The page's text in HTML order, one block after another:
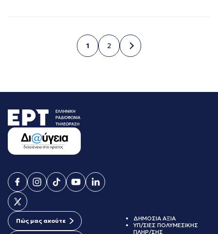
Σελίδα
1
Σελίδα
2
Πώς μας ακούτε
ΔΗΜΟΣΙΑ ΑΞΙΑ
ΥΠ/ΣΙΕΣ ΠΟΛΥΜΕΣΙΚΗΣ
ΠΛΗΡ/ΣΗΣ